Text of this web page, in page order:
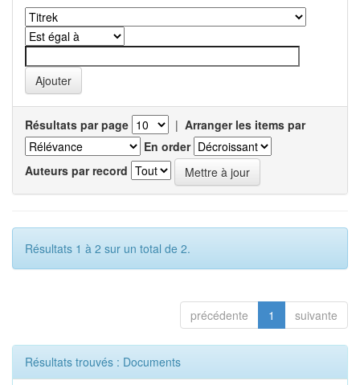
Résultats par page | Arranger les items par
En order
Auteurs par record
Résultats 1 à 2 sur un total de 2.
précédente 1 suivante
Résultats trouvés : Documents